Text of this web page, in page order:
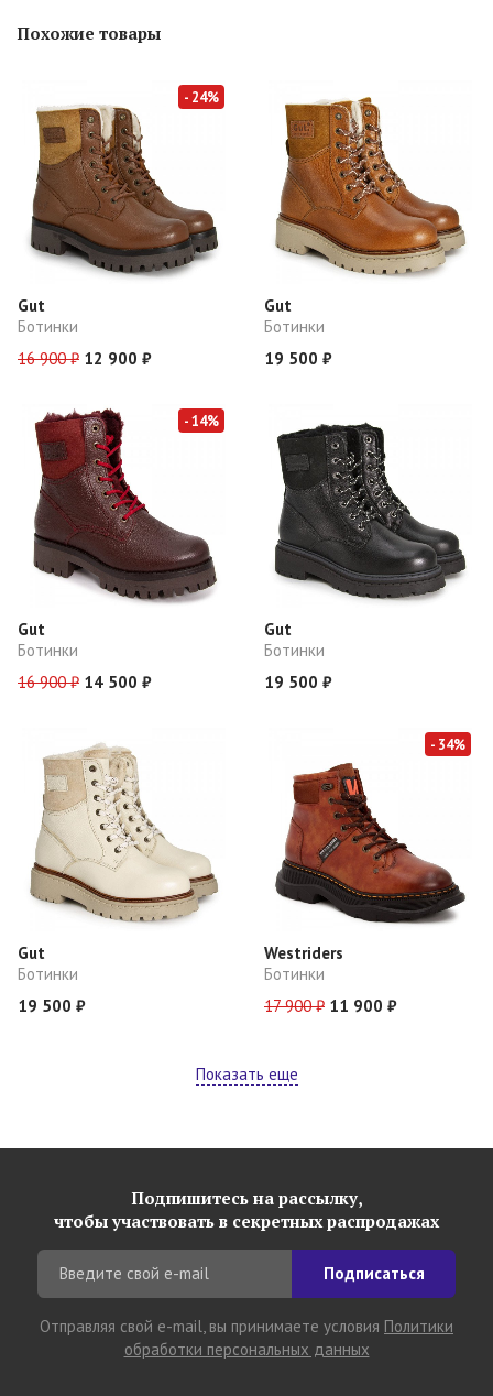
Похожие товары
- 24%
Gut
Ботинки
16 900 ₽ 12 900 ₽
Gut
Ботинки
19 500 ₽
- 14%
Gut
Ботинки
16 900 ₽ 14 500 ₽
Gut
Ботинки
19 500 ₽
Gut
Ботинки
19 500 ₽
- 34%
Westriders
Ботинки
17 900 ₽ 11 900 ₽
Показать еще
Подпишитесь на рассылку,
чтобы участвовать в секретных распродажах
Подписаться
Отправляя свой e-mail, вы принимаете условия Политики
обработки персональных данных